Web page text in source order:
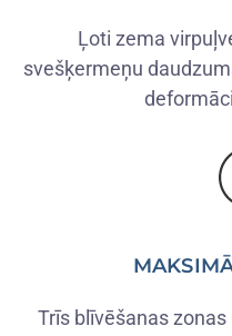
Ļoti zema
svešķermeņu
Trīs blīvēšanas